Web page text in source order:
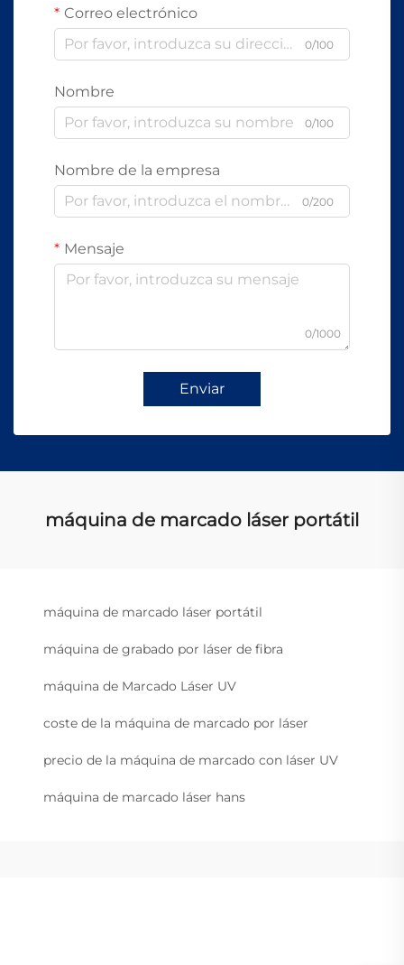
Correo electrónico
0/100
Nombre
0/100
Nombre de la empresa
0/200
Mensaje
0/1000
Enviar
máquina de marcado láser portátil
máquina de marcado láser portátil
máquina de grabado por láser de fibra
máquina de Marcado Láser UV
coste de la máquina de marcado por láser
precio de la máquina de marcado con láser UV
máquina de marcado láser hans